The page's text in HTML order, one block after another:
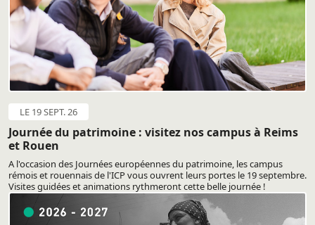
LE 19 SEPT. 26
Journée du patrimoine : visitez nos campus à Reims
et Rouen
A l'occasion des Journées européennes du patrimoine, les campus
rémois et rouennais de l'ICP vous ouvrent leurs portes le 19 septembre.
Visites guidées et animations rythmeront cette belle journée !